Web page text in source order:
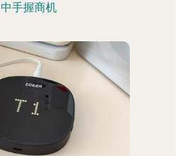
中手握商机